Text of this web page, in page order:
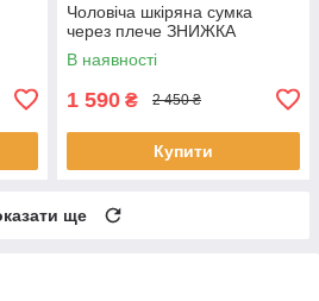
Чоловіча шкіряна сумка
через плече ЗНИЖКА
В наявності
1 590 ₴ 2 450 ₴
Купити
ще